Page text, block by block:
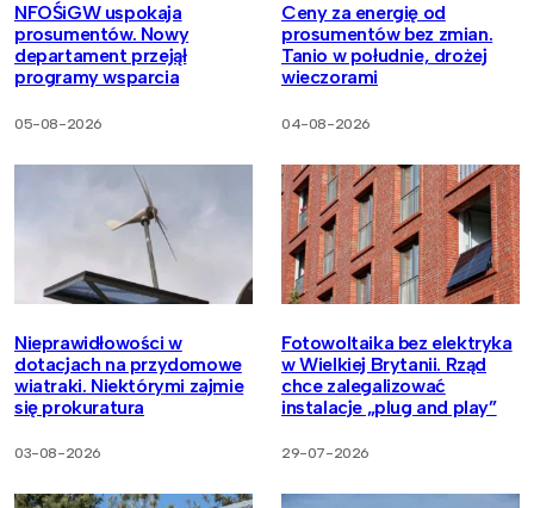
NFOŚiGW uspokaja
prosumentów. Nowy
departament przejął
programy wsparcia
05-08-2026
Ceny za energię od
prosumentów bez zmian.
Tanio w południe, drożej
wieczorami
04-08-2026
Nieprawidłowości w
dotacjach na przydomowe
wiatraki. Niektórymi zajmie
się prokuratura
03-08-2026
Fotowoltaika bez elektryka
w Wielkiej Brytanii. Rząd
chce zalegalizować
instalacje „plug and play”
29-07-2026